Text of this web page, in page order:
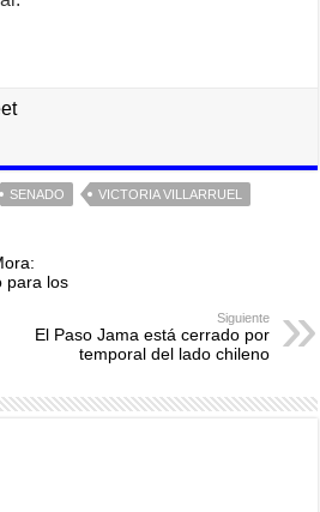
SENADO VICTORIA VILLARRUEL
para los
Siguiente
El Paso Jama está cerrado por
temporal del lado chileno